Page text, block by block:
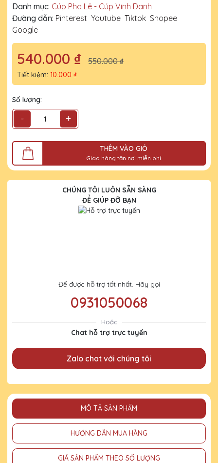
Danh mục: Cúp Pha Lê - Cúp Vinh Danh
Đường dẫn: Pinterest Youtube Tiktok Shopee
Google
540.000 ₫ 550.000 ₫
Tiết kiệm: 10.000 ₫
Số lượng:
- +
THÊM VÀO GIỎ
Giao hàng tận nơi miễn phí
CHÚNG TÔI LUÔN SẴN SÀNG
ĐỂ GIÚP ĐỠ BẠN
Để được hỗ trợ tốt nhất. Hãy gọi
0931050068
Hoặc
Chat hỗ trợ trực tuyến
Zalo chat với chúng tôi
MÔ TẢ SẢN PHẨM
HƯỚNG DẪN MUA HÀNG
GIÁ SẢN PHẨM THEO SỐ LƯỢNG